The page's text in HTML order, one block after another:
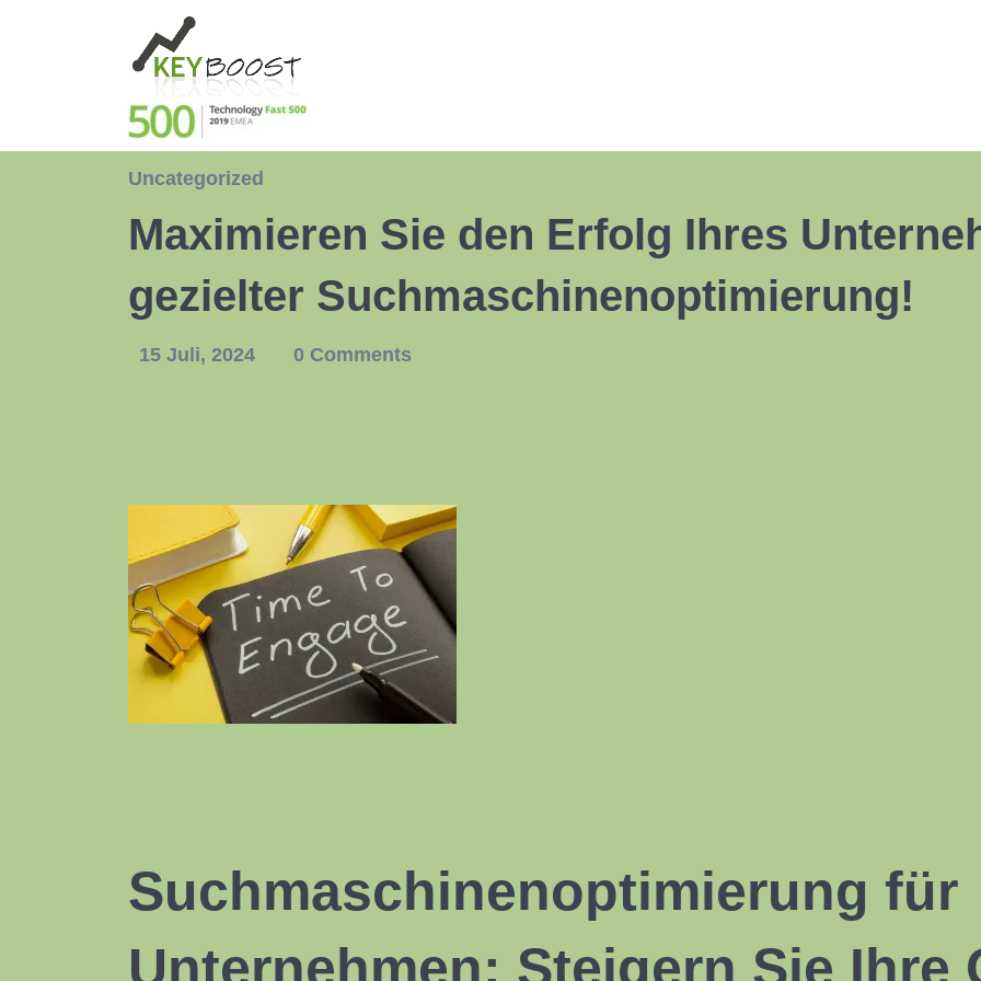
Uncategorized
Maximieren Sie den Erfolg Ihres
gezielter Suchmaschinenoptimierung!
15 Juli, 2024 0 Comments
Suchmaschinenoptimierung für
Unternehmen: Steigern Sie Ihre